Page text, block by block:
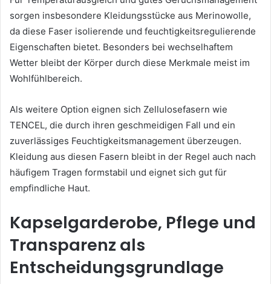
sorgen insbesondere Kleidungsstücke aus Merinowolle,
da diese Faser isolierende und feuchtigkeitsregulierende
Eigenschaften bietet. Besonders bei wechselhaftem
Wetter bleibt der Körper durch diese Merkmale meist im
Wohlfühlbereich.
Als weitere Option eignen sich Zellulosefasern wie
TENCEL, die durch ihren geschmeidigen Fall und ein
zuverlässiges Feuchtigkeitsmanagement überzeugen.
Kleidung aus diesen Fasern bleibt in der Regel auch nach
häufigem Tragen formstabil und eignet sich gut für
empfindliche Haut.
Kapselgarderobe, Pflege und
Transparenz als
Entscheidungsgrundlage